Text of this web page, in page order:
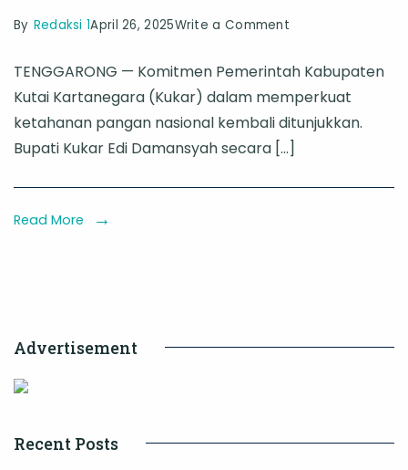
By Redaksi 1April 26, 2025Write a Comment
Kukar
Resmikan
Rapak
Lambur
sebagai
Setahun
TENGGARONG — Komitmen Pemerintah Kabupaten
Kutai Kartanegara (Kukar) dalam memperkuat
ketahanan pangan nasional kembali ditunjukkan.
Bupati Kukar Edi Damansyah secara […]
Read More
Advertisement
Recent Posts